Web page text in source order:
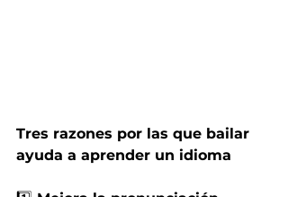
Tres razones por las que bailar
ayuda a aprender un idioma